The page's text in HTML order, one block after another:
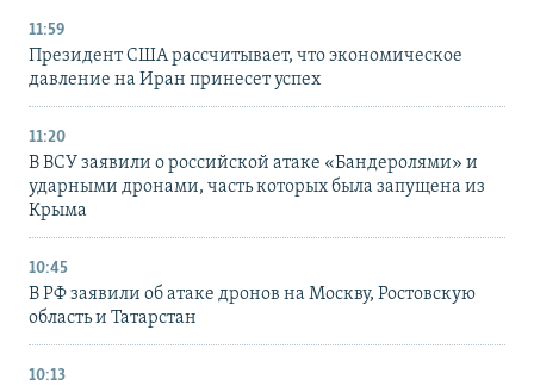
11:59
Президент США рассчитывает, что экономическое
давление на Иран принесет успех
11:20
В ВСУ заявили о российской атаке «Бандеролями» и
ударными дронами, часть которых была запущена из
Крыма
10:45
В РФ заявили об атаке дронов на Москву, Ростовскую
область и Татарстан
10:13